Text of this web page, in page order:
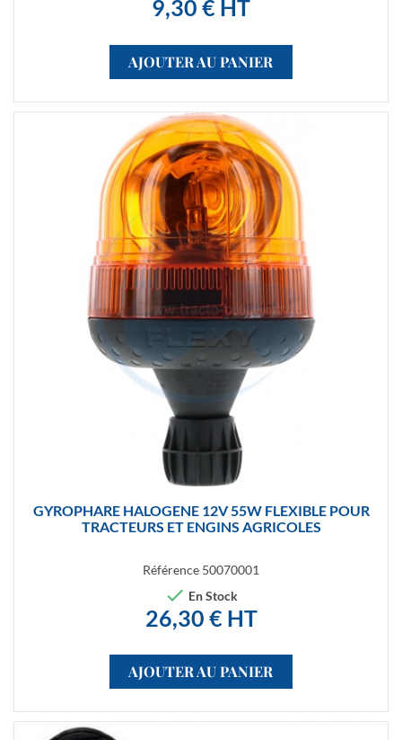
9,30 € HT
AJOUTER AU PANIER
GYROPHARE HALOGENE 12V 55W FLEXIBLE POUR
TRACTEURS ET ENGINS AGRICOLES
Référence 50070001
 En Stock
26,30 € HT
AJOUTER AU PANIER